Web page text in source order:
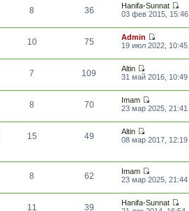
8 36
Hanifa-Sunnat
03 фев 2015, 15:46
10 75
Admin
19 июл 2022, 10:45
7 109
Altin
31 май 2016, 10:49
8 70
Imam
23 мар 2025, 21:41
15 49
Altin
08 мар 2017, 12:19
8 62
Imam
23 мар 2025, 21:44
11 39
Hanifa-Sunnat